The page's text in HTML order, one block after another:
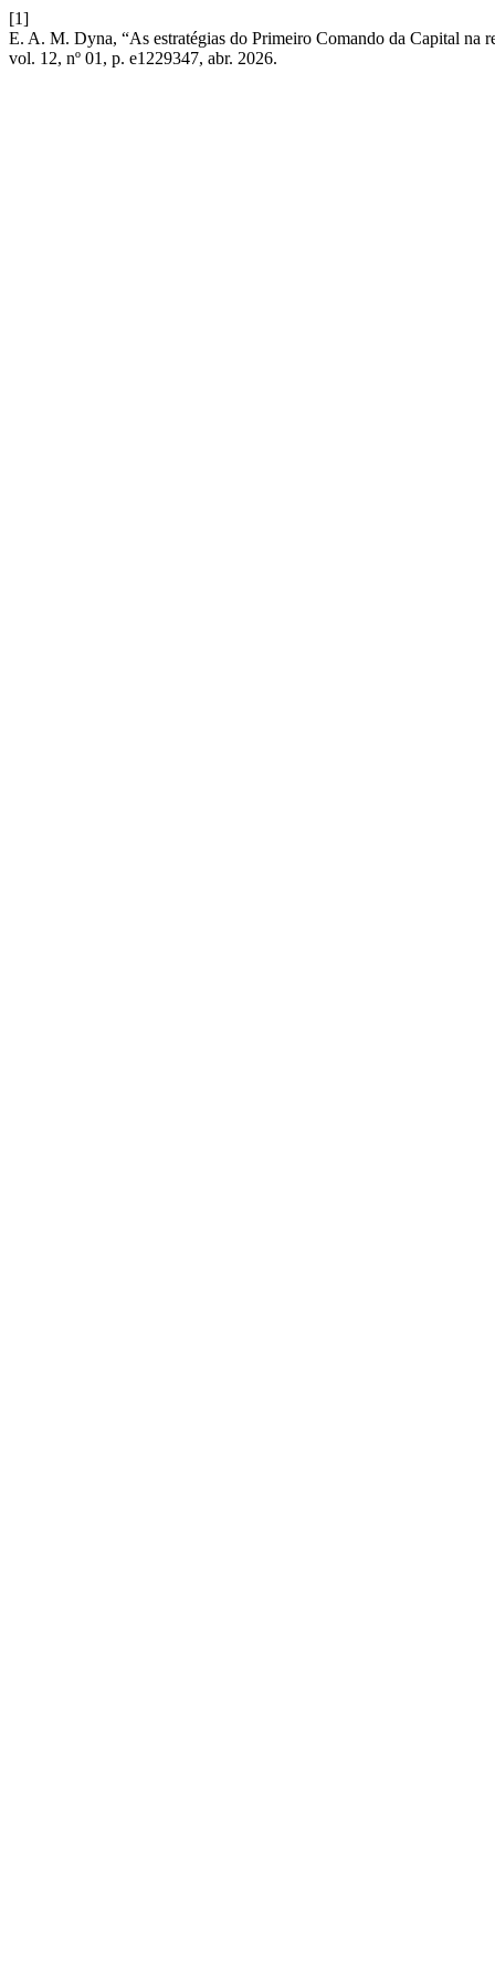
[1]
E. A. M. Dyna, “As estratégias do Primeiro Comando da Capital
vol. 12, nº 01, p. e1229347, abr. 2026.